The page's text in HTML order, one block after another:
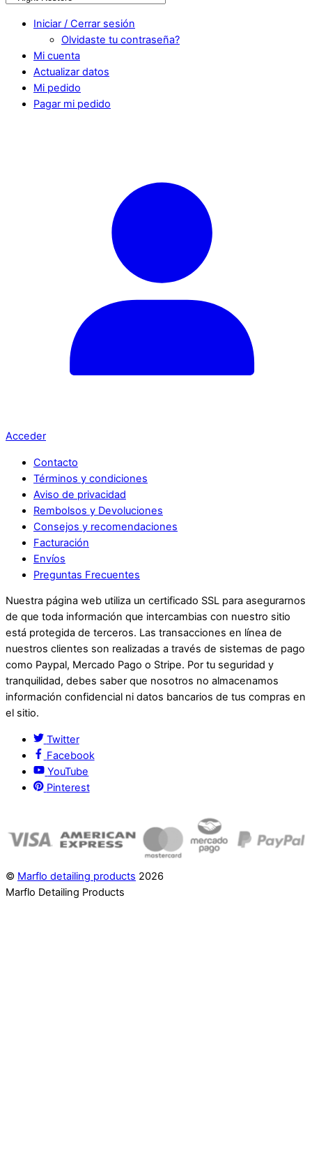
Iniciar / Cerrar sesión
Olvidaste tu contraseña?
Mi cuenta
Actualizar datos
Mi pedido
Pagar mi pedido
Acceder
Contacto
Términos y condiciones
Aviso de privacidad
Rembolsos y Devoluciones
Consejos y recomendaciones
Facturación
Envíos
Preguntas Frecuentes
Nuestra página web utiliza un certificado SSL para asegurarnos
de que toda información que intercambias con nuestro sitio
está protegida de terceros. Las transacciones en línea de
nuestros clientes son realizadas a través de sistemas de pago
como Paypal, Mercado Pago o Stripe. Por tu seguridad y
tranquilidad, debes saber que nosotros no almacenamos
información confidencial ni datos bancarios de tus compras en
el sitio.
Twitter
Facebook
YouTube
Pinterest
© Marflo detailing products 2026
Marflo Detailing Products